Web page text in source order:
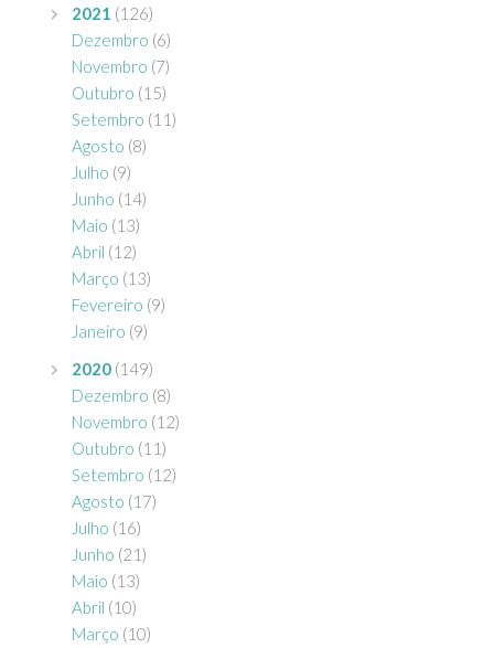
2021 (126)
Dezembro (6)
Novembro (7)
Outubro (15)
Setembro (11)
Agosto (8)
Julho (9)
Junho (14)
Maio (13)
Abril (12)
Março (13)
Fevereiro (9)
Janeiro (9)
2020 (149)
Dezembro (8)
Novembro (12)
Outubro (11)
Setembro (12)
Agosto (17)
Julho (16)
Junho (21)
Maio (13)
Abril (10)
Março (10)